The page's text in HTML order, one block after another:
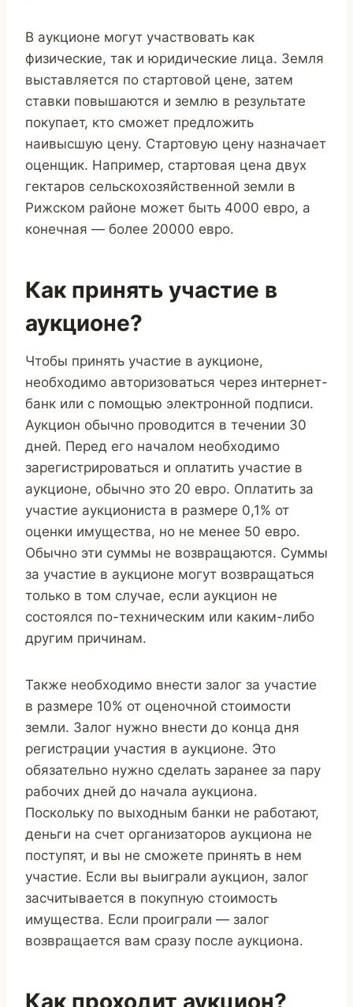
В аукционе могут участвовать как
физические, так и юридические лица. Земля
выставляется по стартовой цене, затем
ставки повышаются и землю в результате
покупает, кто сможет предложить
наивысшую цену. Стартовую цену назначает
оценщик. Например, стартовая цена двух
гектаров сельскохозяйственной земли в
Рижском районе может быть 4000 евро, а
конечная — более 20000 евро.
Как принять участие в
аукционе?
Чтобы принять участие в аукционе,
необходимо авторизоваться через интернет-
банк или с помощью электронной подписи.
Аукцион обычно проводится в течении 30
дней. Перед его началом необходимо
зарегистрироваться и оплатить участие в
аукционе, обычно это 20 евро. Оплатить за
участие аукциониста в размере 0,1% от
оценки имущества, но не менее 50 евро.
Обычно эти суммы не возвращаются. Суммы
за участие в аукционе могут возвращаться
только в том случае, если аукцион не
состоялся по-техническим или каким-либо
другим причинам.
Также необходимо внести залог за участие
в размере 10% от оценочной стоимости
земли. Залог нужно внести до конца дня
регистрации участия в аукционе. Это
обязательно нужно сделать заранее за пару
рабочих дней до начала аукциона.
Поскольку по выходным банки не работают,
деньги на счет организаторов аукциона не
поступят, и вы не сможете принять в нем
участие. Если вы выиграли аукцион, залог
засчитывается в покупную стоимость
имущества. Если проиграли — залог
возвращается вам сразу после аукциона.